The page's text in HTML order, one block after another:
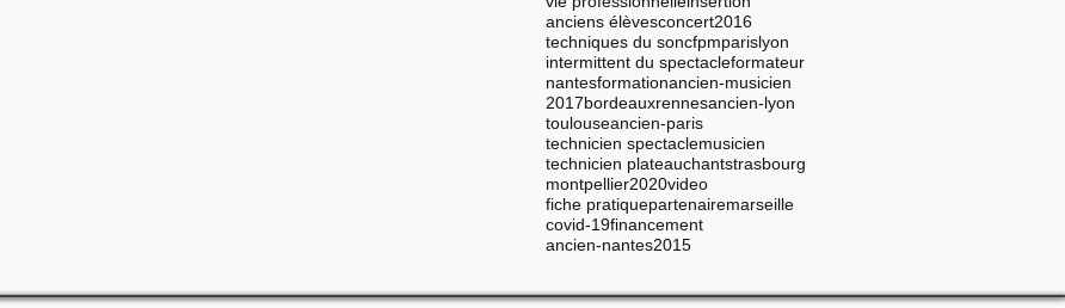
anciens élèvesconcert2016
techniques du soncfpmparislyon
intermittent du spectacleformateur
nantesformationancien-musicien
2017bordeauxrennesancien-lyon
toulouseancien-paris
technicien spectaclemusicien
technicien plateauchantstrasbourg
montpellier2020video
fiche pratiquepartenairemarseille
covid-19financement
ancien-nantes2015